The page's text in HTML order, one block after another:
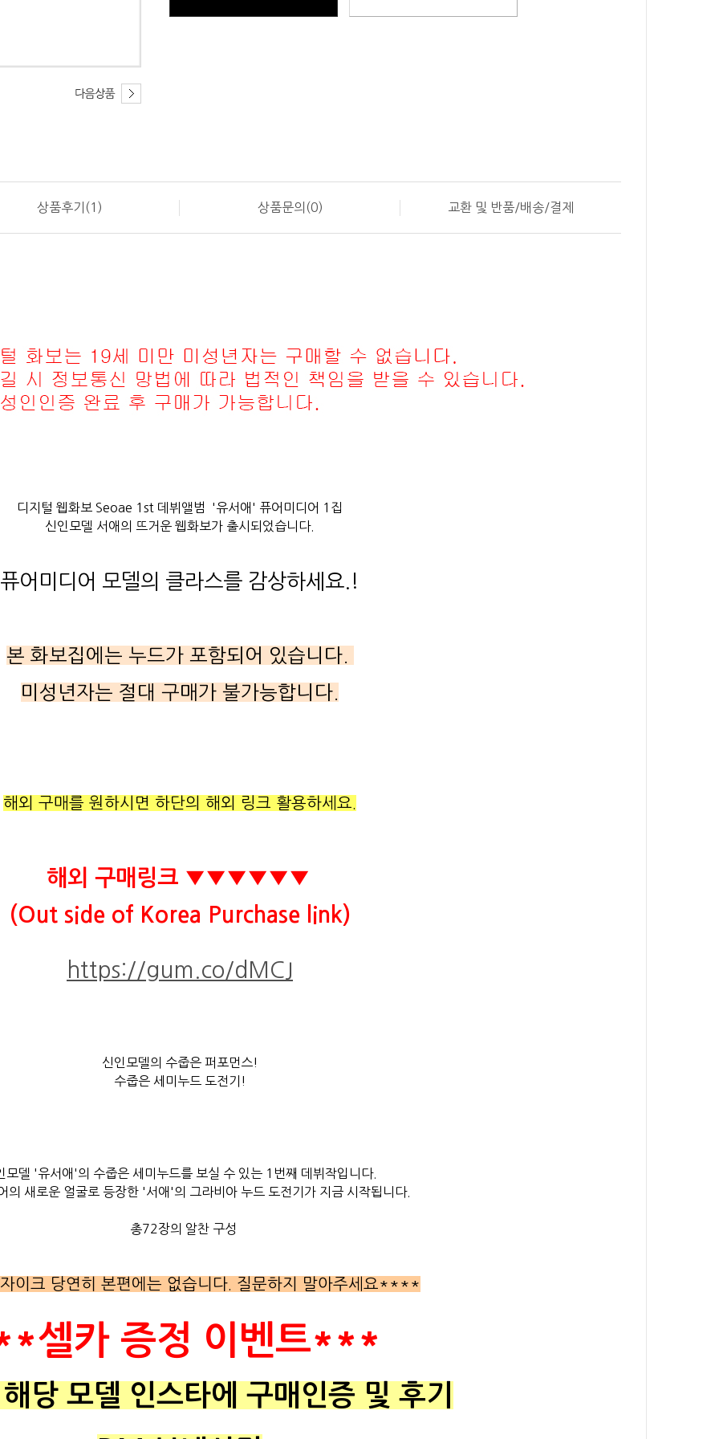
상품후기(1) 상품문의(0) 교환 및 반품/배송/결제
디지털 웹화보 Seoae 1st 데뷔앨범 '유서애' 퓨어미디어 1집
신인모델 서애의 뜨거운 웹화보가 출시되었습니다.
퓨어미디어 모델의 클라스를 감상하세요.!
본 화보집에는 누드가 포함되어 있습니다.
미성년자는 절대 구매가 불가능합니다.
해외 구매를 원하시면 하단의 해외 링크 활용하세요.
해외 구매링크 ▼▼▼▼▼▼
(Out side of Korea Purchase link)
https://gum.co/dMCJ
신인모델의 수줍은 퍼포먼스!
수줍은 세미누드 도전기!
모델 '유서애'의 수줍은 세미누드를 보실 수 있는 1번째 데뷔작입니다.
의 새로운 얼굴로 등장한 '서애'의 그라비아 누드 도전기가 지금 시작됩니다.
총72장의 알찬 구성
이크 당연히 본편에는 없습니다. 질문하지 말아주세요****
셀카 증정 이벤트***
당 모델 인스타에 구매인증 및 후기